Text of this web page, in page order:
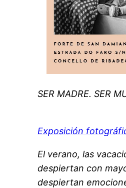
SER MADRE. SER
Exposición
El verano, las
despiertan con
despiertan